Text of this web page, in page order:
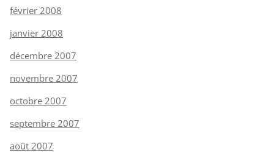
février 2008
janvier 2008
décembre 2007
novembre 2007
octobre 2007
septembre 2007
août 2007